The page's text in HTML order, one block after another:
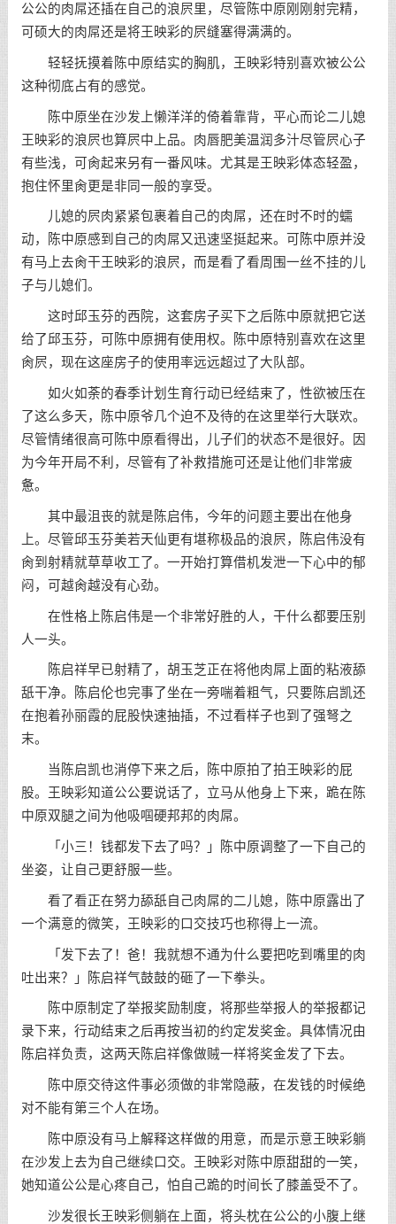
公公的肉屌还插在自己的浪屄里，尽管陈中原刚刚射完精，
可硕大的肉屌还是将王映彩的屄缝塞得满满的。
轻轻抚摸着陈中原结实的胸肌，王映彩特别喜欢被公公
这种彻底占有的感觉。
陈中原坐在沙发上懒洋洋的倚着靠背，平心而论二儿媳
王映彩的浪屄也算屄中上品。肉唇肥美温润多汁尽管屄心子
有些浅，可肏起来另有一番风味。尤其是王映彩体态轻盈，
抱住怀里肏更是非同一般的享受。
儿媳的屄肉紧紧包裹着自己的肉屌，还在时不时的蠕
动，陈中原感到自己的肉屌又迅速坚挺起来。可陈中原并没
有马上去肏干王映彩的浪屄，而是看了看周围一丝不挂的儿
子与儿媳们。
这时邱玉芬的西院，这套房子买下之后陈中原就把它送
给了邱玉芬，可陈中原拥有使用权。陈中原特别喜欢在这里
肏屄，现在这座房子的使用率远远超过了大队部。
如火如荼的春季计划生育行动已经结束了，性欲被压在
了这么多天，陈中原爷几个迫不及待的在这里举行大联欢。
尽管情绪很高可陈中原看得出，儿子们的状态不是很好。因
为今年开局不利，尽管有了补救措施可还是让他们非常疲
惫。
其中最沮丧的就是陈启伟，今年的问题主要出在他身
上。尽管邱玉芬美若天仙更有堪称极品的浪屄，陈启伟没有
肏到射精就草草收工了。一开始打算借机发泄一下心中的郁
闷，可越肏越没有心劲。
在性格上陈启伟是一个非常好胜的人，干什么都要压别
人一头。
陈启祥早已射精了，胡玉芝正在将他肉屌上面的粘液舔
舐干净。陈启伦也完事了坐在一旁喘着粗气，只要陈启凯还
在抱着孙丽霞的屁股快速抽插，不过看样子也到了强弩之
末。
当陈启凯也消停下来之后，陈中原拍了拍王映彩的屁
股。王映彩知道公公要说话了，立马从他身上下来，跪在陈
中原双腿之间为他吸啯硬邦邦的肉屌。
「小三！钱都发下去了吗？」陈中原调整了一下自己的
坐姿，让自己更舒服一些。
看了看正在努力舔舐自己肉屌的二儿媳，陈中原露出了
一个满意的微笑，王映彩的口交技巧也称得上一流。
「发下去了！爸！我就想不通为什么要把吃到嘴里的肉
吐出来？」陈启祥气鼓鼓的砸了一下拳头。
陈中原制定了举报奖励制度，将那些举报人的举报都记
录下来，行动结束之后再按当初的约定发奖金。具体情况由
陈启祥负责，这两天陈启祥像做贼一样将奖金发了下去。
陈中原交待这件事必须做的非常隐蔽，在发钱的时候绝
对不能有第三个人在场。
陈中原没有马上解释这样做的用意，而是示意王映彩躺
在沙发上去为自己继续口交。王映彩对陈中原甜甜的一笑，
她知道公公是心疼自己，怕自己跪的时间长了膝盖受不了。
沙发很长王映彩侧躺在上面，将头枕在公公的小腹上继